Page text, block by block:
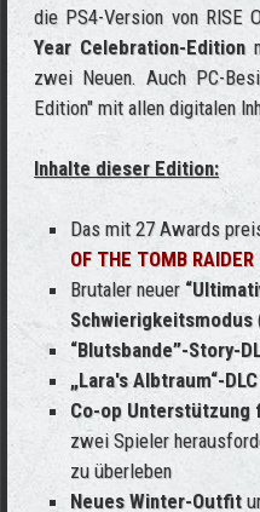
die PS4-Version von RISE
Year Celebration-Edition
zwei Neuen. Auch PC-
Edition" mit allen digitalen
Inhalte dieser Edition:
Das mit 27 Awards
OF THE TOMB RAIDER
Brutaler neuer
Schwierigkeitsmodus
“Blutsbande”-Story-
„Lara's Albtraum“-DLC
Co-op Unterstützung
zwei Spieler
zu überleben
Neues Winter-Outfit